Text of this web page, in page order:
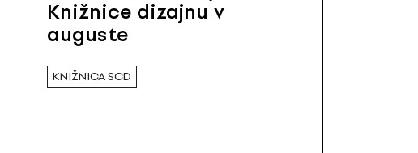
Knižnice dizajnu v
auguste
KNIŽNICA SCD